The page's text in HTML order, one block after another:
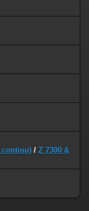
continu) / Z 7300 &